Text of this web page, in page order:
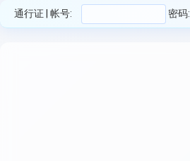
通行证 | 帐号: 密码: